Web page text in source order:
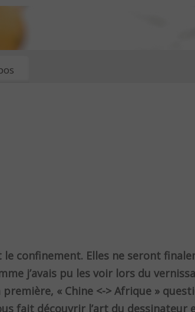
confinement. Elles ne seront
j’avais pu les voir lors du
« Chine <-> Afrique »
fait découvrir l’art du dessinateur